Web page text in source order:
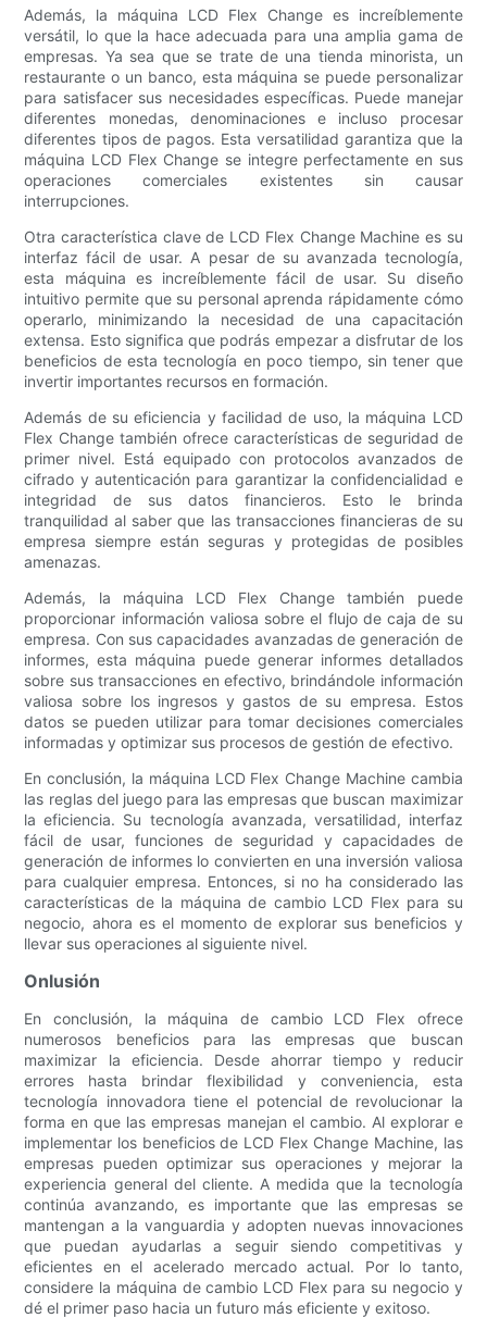
Además, la máquina LCD Flex Change es increíblemente
versátil, lo que la hace adecuada para una amplia gama de
empresas. Ya sea que se trate de una tienda minorista, un
restaurante o un banco, esta máquina se puede personalizar
para satisfacer sus necesidades específicas. Puede manejar
diferentes monedas, denominaciones e incluso procesar
diferentes tipos de pagos. Esta versatilidad garantiza que la
máquina LCD Flex Change se integre perfectamente en sus
operaciones comerciales existentes sin causar
interrupciones.
Otra característica clave de LCD Flex Change Machine es su
interfaz fácil de usar. A pesar de su avanzada tecnología,
esta máquina es increíblemente fácil de usar. Su diseño
intuitivo permite que su personal aprenda rápidamente cómo
operarlo, minimizando la necesidad de una capacitación
extensa. Esto significa que podrás empezar a disfrutar de los
beneficios de esta tecnología en poco tiempo, sin tener que
invertir importantes recursos en formación.
Además de su eficiencia y facilidad de uso, la máquina LCD
Flex Change también ofrece características de seguridad de
primer nivel. Está equipado con protocolos avanzados de
cifrado y autenticación para garantizar la confidencialidad e
integridad de sus datos financieros. Esto le brinda
tranquilidad al saber que las transacciones financieras de su
empresa siempre están seguras y protegidas de posibles
amenazas.
Además, la máquina LCD Flex Change también puede
proporcionar información valiosa sobre el flujo de caja de su
empresa. Con sus capacidades avanzadas de generación de
informes, esta máquina puede generar informes detallados
sobre sus transacciones en efectivo, brindándole información
valiosa sobre los ingresos y gastos de su empresa. Estos
datos se pueden utilizar para tomar decisiones comerciales
informadas y optimizar sus procesos de gestión de efectivo.
En conclusión, la máquina LCD Flex Change Machine cambia
las reglas del juego para las empresas que buscan maximizar
la eficiencia. Su tecnología avanzada, versatilidad, interfaz
fácil de usar, funciones de seguridad y capacidades de
generación de informes lo convierten en una inversión valiosa
para cualquier empresa. Entonces, si no ha considerado las
características de la máquina de cambio LCD Flex para su
negocio, ahora es el momento de explorar sus beneficios y
llevar sus operaciones al siguiente nivel.
Onlusión
En conclusión, la máquina de cambio LCD Flex ofrece
numerosos beneficios para las empresas que buscan
maximizar la eficiencia. Desde ahorrar tiempo y reducir
errores hasta brindar flexibilidad y conveniencia, esta
tecnología innovadora tiene el potencial de revolucionar la
forma en que las empresas manejan el cambio. Al explorar e
implementar los beneficios de LCD Flex Change Machine, las
empresas pueden optimizar sus operaciones y mejorar la
experiencia general del cliente. A medida que la tecnología
continúa avanzando, es importante que las empresas se
mantengan a la vanguardia y adopten nuevas innovaciones
que puedan ayudarlas a seguir siendo competitivas y
eficientes en el acelerado mercado actual. Por lo tanto,
considere la máquina de cambio LCD Flex para su negocio y
dé el primer paso hacia un futuro más eficiente y exitoso.